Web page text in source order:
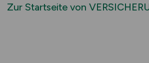
Zur Startseite von